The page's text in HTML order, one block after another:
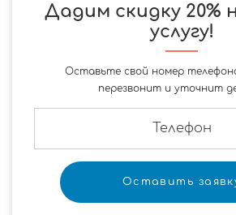
Дадим скидку 20%
услугу!
Оставьте свой номер
перезвонит и уточнит